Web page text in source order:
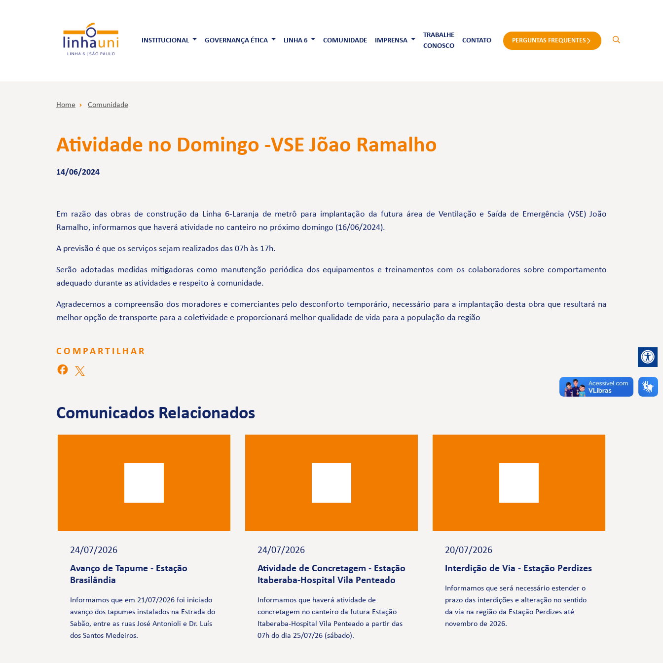
INSTITUCIONAL GOVERNANÇA ÉTICA LINHA 6 COMUNIDADE IMPRENSA
TRABALHE
CONOSCO
CONTATO PERGUNTAS FREQUENTES
Home Comunidade
Atividade no Domingo -VSE Jõao Ramalho
14/06/2024
Em razão das obras de construção da Linha 6-Laranja de metrô para implantação da futura área de Ventilação e Saída de Emergência (VSE) João
Ramalho, informamos que haverá atividade no canteiro no próximo domingo (16/06/2024).
A previsão é que os serviços sejam realizados das 07h às 17h.
Serão adotadas medidas mitigadoras como manutenção periódica dos equipamentos e treinamentos com os colaboradores sobre comportamento
adequado durante as atividades e respeito à comunidade.
Agradecemos a compreensão dos moradores e comerciantes pelo desconforto temporário, necessário para a implantação desta obra que resultará na
melhor opção de transporte para a coletividade e proporcionará melhor qualidade de vida para a população da região
COMPARTILHAR
Comunicados Relacionados
24/07/2026
Avanço de Tapume - Estação
Brasilândia
Informamos que em 21/07/2026 foi iniciado
avanço dos tapumes instalados na Estrada do
Sabão, entre as ruas José Antonioli e Dr. Luís
dos Santos Medeiros.
24/07/2026
Atividade de Concretagem - Estação
Itaberaba-Hospital Vila Penteado
Informamos que haverá atividade de
concretagem no canteiro da futura Estação
Itaberaba-Hospital Vila Penteado a partir das
07h do dia 25/07/26 (sábado).
20/07/2026
Interdição de Via - Estação Perdizes
Informamos que será necessário estender o
prazo das interdições e alteração no sentido
da via na região da Estação Perdizes até
novembro de 2026.